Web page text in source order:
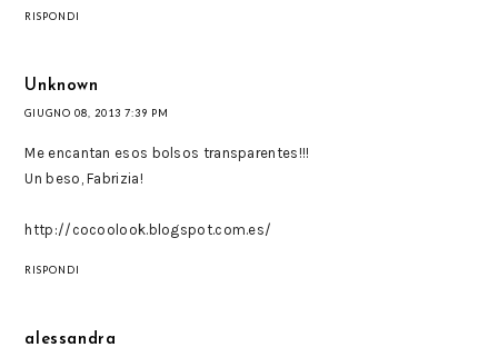
RISPONDI
Unknown
GIUGNO 08, 2013 7:39 PM
Me encantan esos bolsos transparentes!!!
Un beso, Fabrizia!
http://cocoolook.blogspot.com.es/
RISPONDI
alessandra